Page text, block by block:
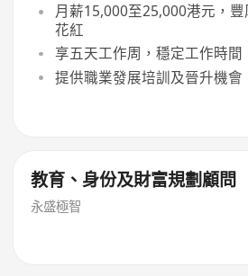
月薪15,000至25,000港元，
花紅
享五天工作周，穩定工作時間
提供職業發展培訓及晉升機會
教育、身份及財富規劃顧問
永盛極智